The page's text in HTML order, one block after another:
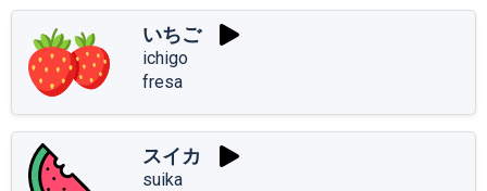
いちご
ichigo
fresa
スイカ
suika